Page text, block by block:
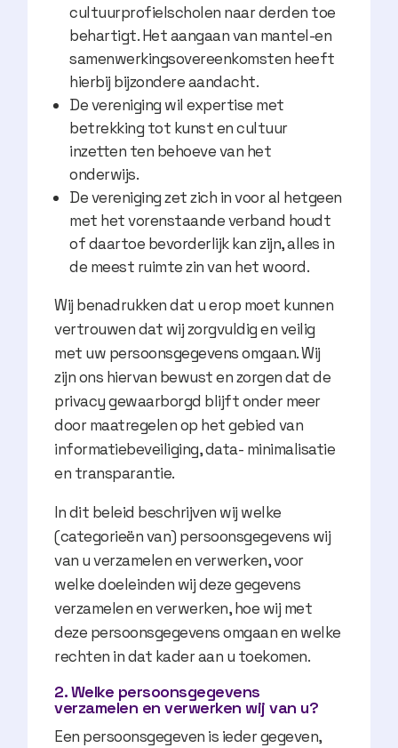
cultuurprofielscholen naar derden toe
behartigt. Het aangaan van mantel-en
samenwerkingsovereenkomsten heeft
hierbij bijzondere aandacht.
De vereniging wil expertise met
betrekking tot kunst en cultuur
inzetten ten behoeve van het
onderwijs.
De vereniging zet zich in voor al hetgeen
met het vorenstaande verband houdt
of daartoe bevorderlijk kan zijn, alles in
de meest ruimte zin van het woord.
Wij benadrukken dat u erop moet kunnen
vertrouwen dat wij zorgvuldig en veilig
met uw persoonsgegevens omgaan. Wij
zijn ons hiervan bewust en zorgen dat de
privacy gewaarborgd blijft onder meer
door maatregelen op het gebied van
informatiebeveiliging, data- minimalisatie
en transparantie.
In dit beleid beschrijven wij welke
(categorieën van) persoonsgegevens wij
van u verzamelen en verwerken, voor
welke doeleinden wij deze gegevens
verzamelen en verwerken, hoe wij met
deze persoonsgegevens omgaan en welke
rechten in dat kader aan u toekomen.
2. Welke persoonsgegevens
verzamelen en verwerken wij van u?
Een persoonsgegeven is ieder gegeven,